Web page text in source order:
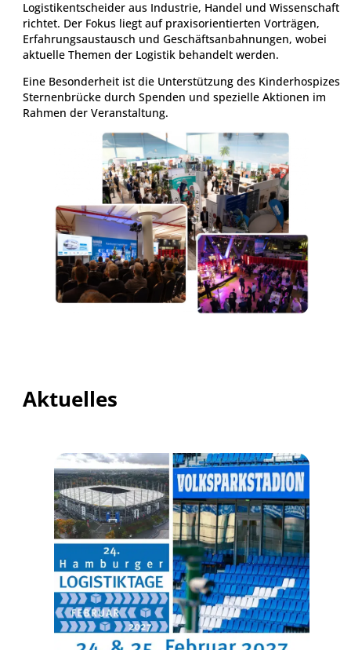
Logistikentscheider aus Industrie, Handel und Wissenschaft
richtet. Der Fokus liegt auf praxisorientierten Vorträgen,
Erfahrungsaustausch und Geschäftsanbahnungen, wobei
aktuelle Themen der Logistik behandelt werden.
Eine Besonderheit ist die Unterstützung des Kinderhospizes
Sternenbrücke durch Spenden und spezielle Aktionen im
Rahmen der Veranstaltung.
Aktuelles